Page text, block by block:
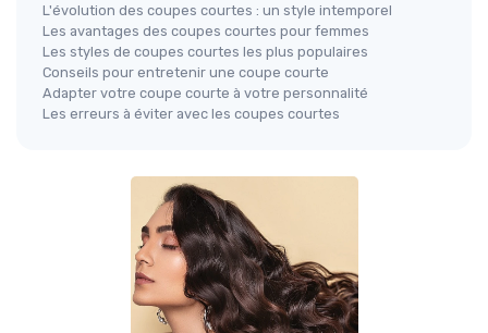
L'évolution des coupes courtes : un style intemporel
Les avantages des coupes courtes pour femmes
Les styles de coupes courtes les plus populaires
Conseils pour entretenir une coupe courte
Adapter votre coupe courte à votre personnalité
Les erreurs à éviter avec les coupes courtes